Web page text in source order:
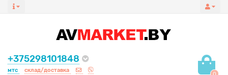
+375298101848
мтс склад/доставка